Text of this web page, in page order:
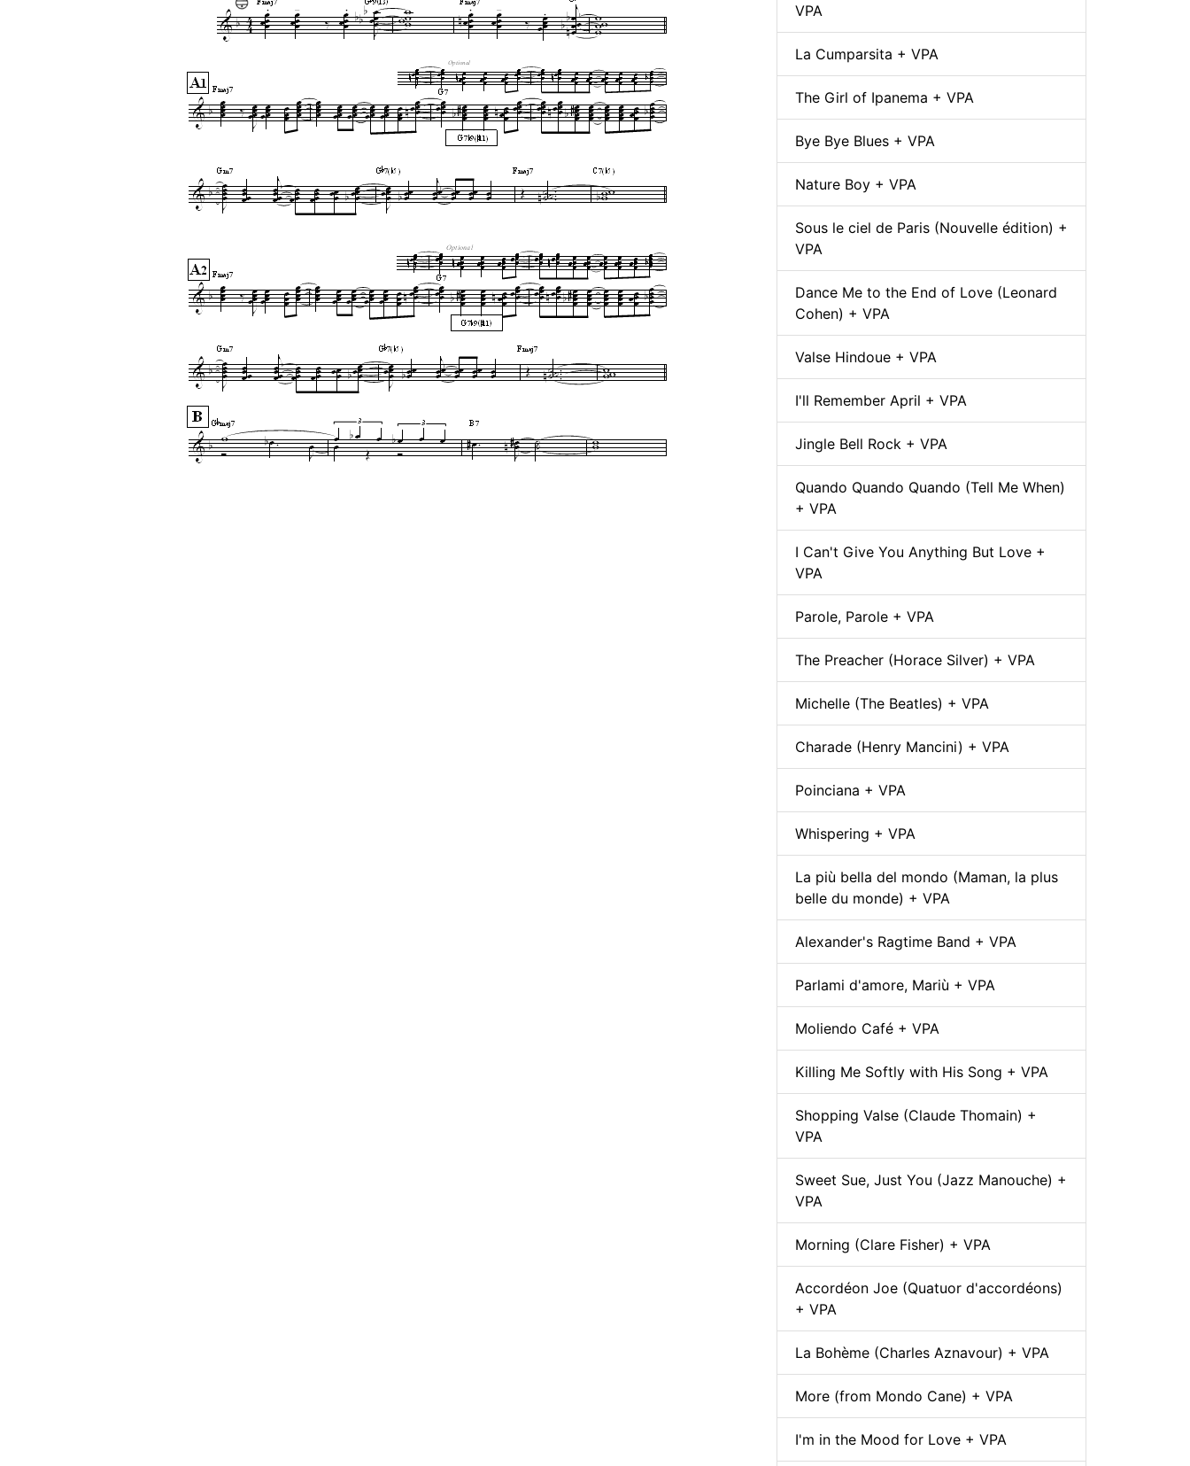
VPA
La Cumparsita + VPA
The Girl of Ipanema + VPA
Bye Bye Blues + VPA
Nature Boy + VPA
Sous le ciel de Paris (Nouvelle édition) +
VPA
Dance Me to the End of Love (Leonard
Cohen) + VPA
Valse Hindoue + VPA
I'll Remember April + VPA
Jingle Bell Rock + VPA
Quando Quando Quando (Tell Me When)
+ VPA
I Can't Give You Anything But Love +
VPA
Parole, Parole + VPA
The Preacher (Horace Silver) + VPA
Michelle (The Beatles) + VPA
Charade (Henry Mancini) + VPA
Poinciana + VPA
Whispering + VPA
La più bella del mondo (Maman, la plus
belle du monde) + VPA
Alexander's Ragtime Band + VPA
Parlami d'amore, Mariù + VPA
Moliendo Café + VPA
Killing Me Softly with His Song + VPA
Shopping Valse (Claude Thomain) +
VPA
Sweet Sue, Just You (Jazz Manouche) +
VPA
Morning (Clare Fisher) + VPA
Accordéon Joe (Quatuor d'accordéons)
+ VPA
La Bohème (Charles Aznavour) + VPA
More (from Mondo Cane) + VPA
I'm in the Mood for Love + VPA